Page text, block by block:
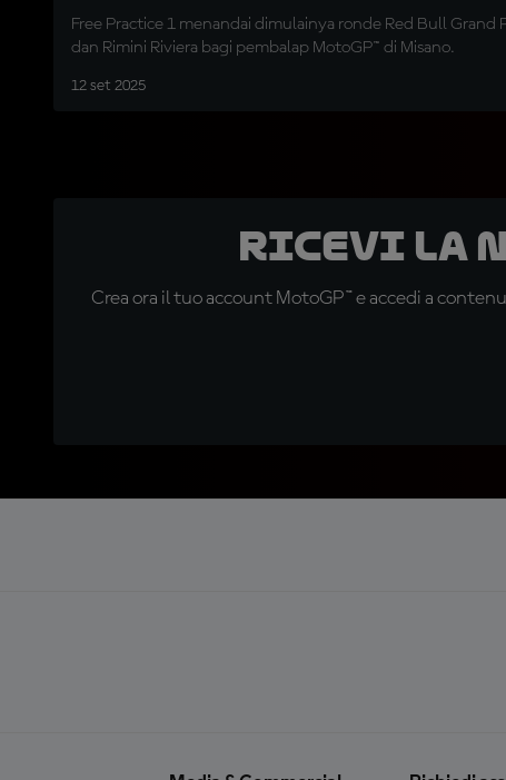
Free Practice 1 menandai dimulainya ronde Red Bull Grand
dan Rimini Riviera bagi pembalap MotoGP™ di Misano.
12 set 2025
Ricevi la
Crea ora il tuo account MotoGP™ e accedi a